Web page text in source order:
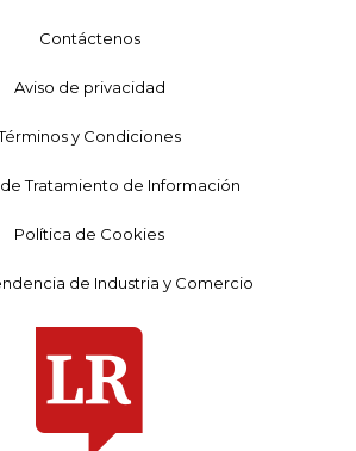
Contáctenos
Aviso de privacidad
y Condiciones
Tratamiento de Información
Política de Cookies
de Industria y Comercio